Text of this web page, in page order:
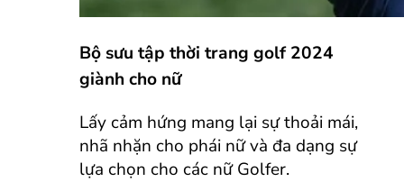
Bộ sưu tập thời trang golf 2024
giành cho nữ
Lấy cảm hứng mang lại sự thoải mái,
nhã nhặn cho phái nữ và đa dạng sự
lựa chọn cho các nữ Golfer.